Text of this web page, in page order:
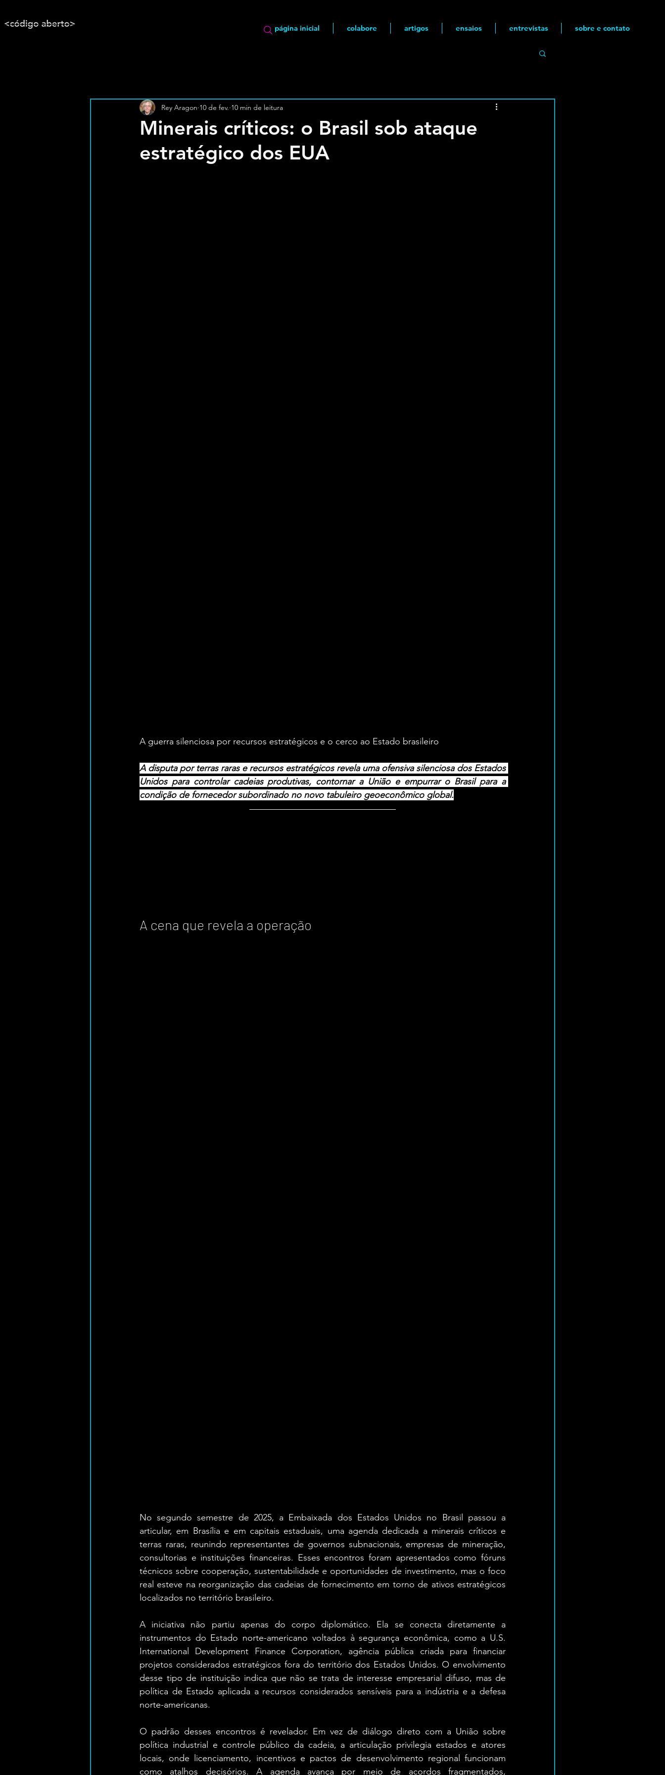
página inicial colabore artigos ensaios entrevistas sobre e contato
Minerais críticos: o Brasil sob ataque
estratégico dos EUA
Rey Aragon 10 de fev. 10 min de leitura
A guerra silenciosa por recursos estratégicos e o cerco ao Estado brasileiro
A disputa por terras raras e recursos estratégicos revela uma ofensiva silenciosa dos Estados
Unidos para controlar cadeias produtivas, contornar a União e empurrar o Brasil para a
condição de fornecedor subordinado no novo tabuleiro geoeconômico global.
A cena que revela a operação
No segundo semestre de 2025, a Embaixada dos Estados Unidos no Brasil passou a
articular, em Brasília e em capitais estaduais, uma agenda dedicada a minerais críticos e
terras raras, reunindo representantes de governos subnacionais, empresas de mineração,
consultorias e instituições financeiras. Esses encontros foram apresentados como fóruns
técnicos sobre cooperação, sustentabilidade e oportunidades de investimento, mas o foco
real esteve na reorganização das cadeias de fornecimento em torno de ativos estratégicos
localizados no território brasileiro.
A iniciativa não partiu apenas do corpo diplomático. Ela se conecta diretamente a
instrumentos do Estado norte-americano voltados à segurança econômica, como a U.S.
International Development Finance Corporation, agência pública criada para financiar
projetos considerados estratégicos fora do território dos Estados Unidos. O envolvimento
desse tipo de instituição indica que não se trata de interesse empresarial difuso, mas de
política de Estado aplicada a recursos considerados sensíveis para a indústria e a defesa
norte-americanas.
O padrão desses encontros é revelador. Em vez de diálogo direto com a União sobre
política industrial e controle público da cadeia, a articulação privilegia estados e atores
locais, onde licenciamento, incentivos e pactos de desenvolvimento regional funcionam
como atalhos decisórios. A agenda avança por meio de acordos fragmentados,